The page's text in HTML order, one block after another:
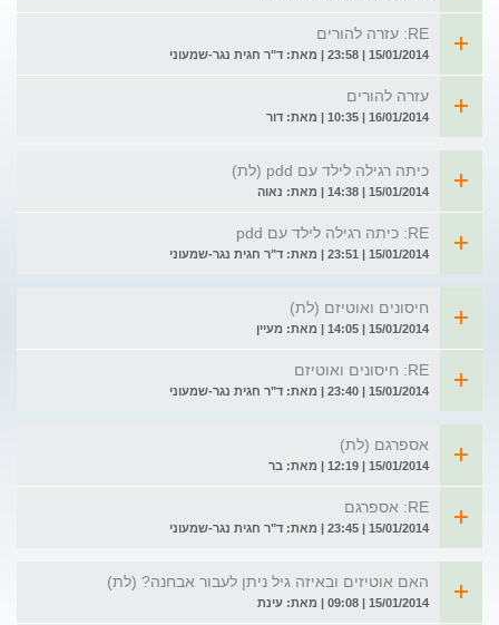
RE: עזרה להורים
15/01/2014 | 23:58 | מאת: ד"ר חגית נגר-שמעוני
עזרה להורים
16/01/2014 | 10:35 | מאת: דור
כיתה רגילה לילד עם pdd (לת)
15/01/2014 | 14:38 | מאת: נאוה
RE: כיתה רגילה לילד עם pdd
15/01/2014 | 23:51 | מאת: ד"ר חגית נגר-שמעוני
חיסונים ואוטיזם (לת)
15/01/2014 | 14:05 | מאת: מעיין
RE: חיסונים ואוטיזם
15/01/2014 | 23:40 | מאת: ד"ר חגית נגר-שמעוני
אספרגם (לת)
15/01/2014 | 12:19 | מאת: בר
RE: אספרגם
15/01/2014 | 23:45 | מאת: ד"ר חגית נגר-שמעוני
האם אוטיזים ובאיזה גיל ניתן לעבור אבחנה? (לת)
15/01/2014 | 09:08 | מאת: עינת